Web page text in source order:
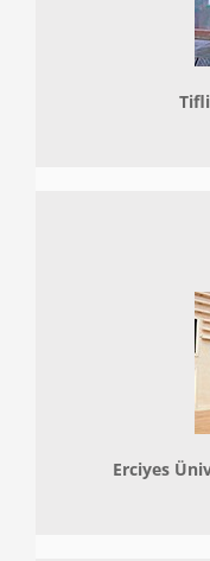
Erciyes